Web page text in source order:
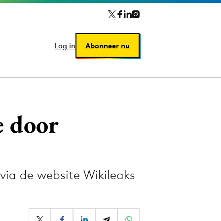
Log in Abonneer nu
Log in Abonneer nu
door
de website Wikileaks